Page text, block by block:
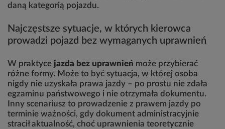
daną kategorią pojazdu.
Najczęstsze sytuacje, w których kierowca
prowadzi pojazd bez wymaganych uprawnień
W praktyce jazda bez uprawnień może przybierać
różne formy. Może to być sytuacja, w której osoba
nigdy nie uzyskała prawa jazdy – po prostu nie zdała
egzaminu państwowego i nie otrzymała dokumentu.
Inny scenariusz to prowadzenie z prawem jazdy po
terminie ważności, gdy dokument administracyjnie
stracił aktualność, choć uprawnienia teoretycznie